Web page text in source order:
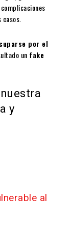
por el
un fake
y
al